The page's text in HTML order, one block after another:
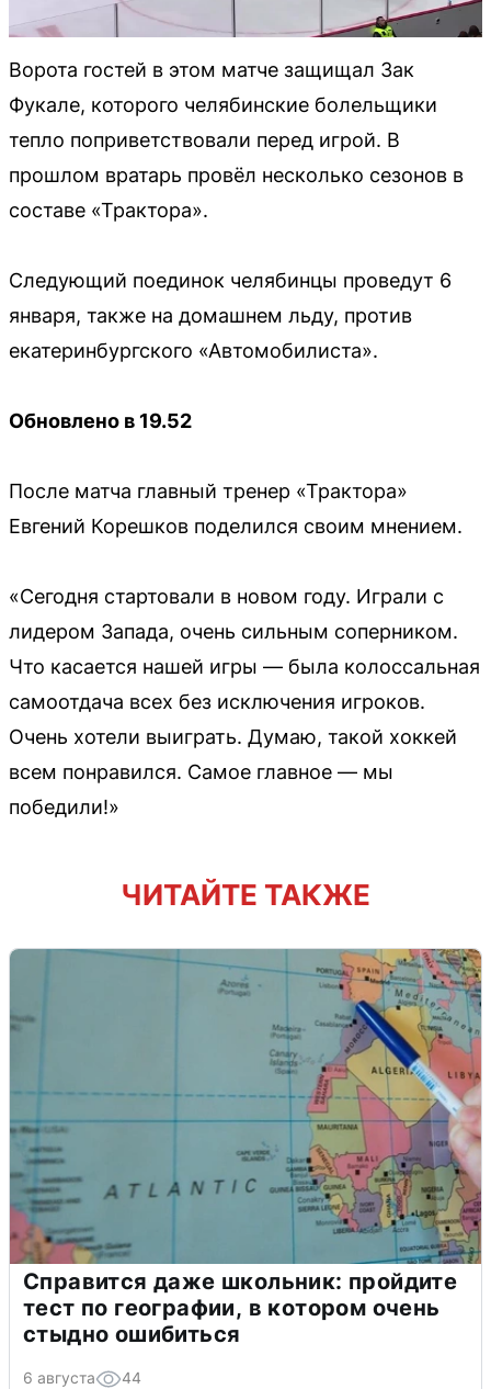
Ворота гостей в этом матче защищал Зак
Фукале, которого челябинские болельщики
тепло поприветствовали перед игрой. В
прошлом вратарь провёл несколько сезонов в
составе «Трактора».
Следующий поединок челябинцы проведут 6
января, также на домашнем льду, против
екатеринбургского «Автомобилиста».
Обновлено в 19.52
После матча главный тренер «Трактора»
Евгений Корешков поделился своим мнением.
«Сегодня стартовали в новом году. Играли с
лидером Запада, очень сильным соперником.
Что касается нашей игры — была колоссальная
самоотдача всех без исключения игроков.
Очень хотели выиграть. Думаю, такой хоккей
всем понравился. Самое главное — мы
победили!»
ЧИТАЙТЕ ТАКЖЕ
Справится даже школьник: пройдите
тест по географии, в котором очень
стыдно ошибиться
6 августа 44